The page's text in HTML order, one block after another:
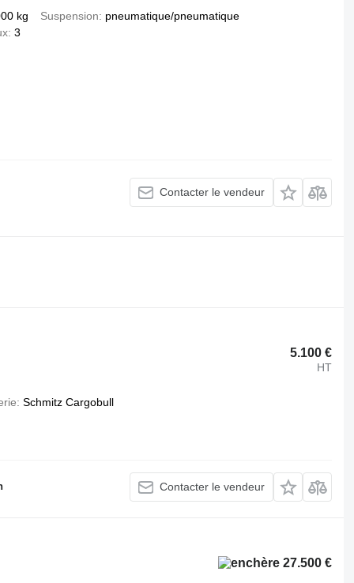
kg Suspension
pneumatique/pneumatique
3
Contacter le vendeur
5.100 €
HT
Schmitz Cargobull
Contacter le vendeur
27.500 €